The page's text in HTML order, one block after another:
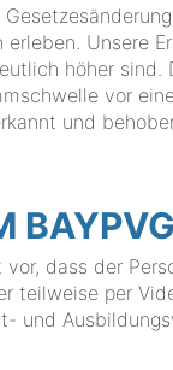
Unsere
höher sind.
vor
und
BAYPVG
dass der
teilweise per
und